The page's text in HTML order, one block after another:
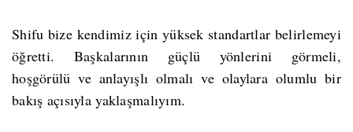
Shifu bize kendimiz için yüksek standartlar belirlemeyi
öğretti. Başkalarının güçlü yönlerini görmeli,
hoşgörülü ve anlayışlı olmalı ve olaylara olumlu bir
bakış açısıyla yaklaşmalıyım.